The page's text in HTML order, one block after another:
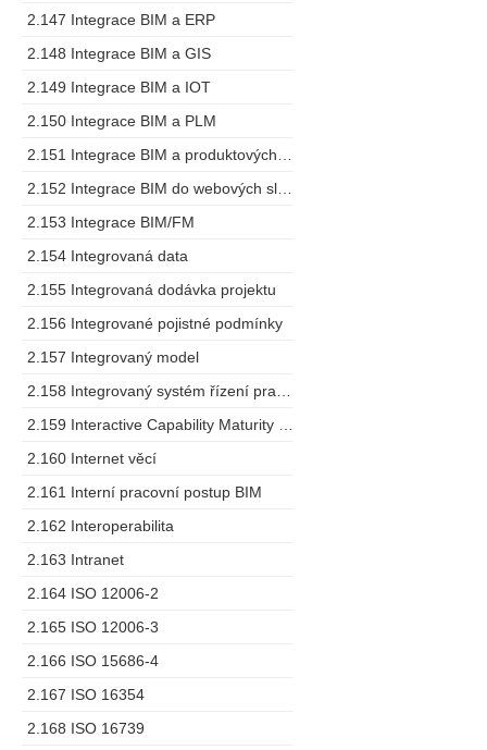
2.147 Integrace BIM a ERP
2.148 Integrace BIM a GIS
2.149 Integrace BIM a IOT
2.150 Integrace BIM a PLM
2.153 Integrace BIM/FM
2.154 Integrovaná data
2.155 Integrovaná dodávka projektu
2.156 Integrované pojistné podmínky
2.157 Integrovaný model
2.160 Internet věcí
2.161 Interní pracovní postup BIM
2.162 Interoperabilita
2.163 Intranet
2.164 ISO 12006-2
2.165 ISO 12006-3
2.166 ISO 15686-4
2.167 ISO 16354
2.168 ISO 16739